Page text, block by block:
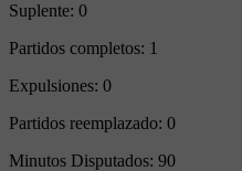
Suplente: 0
Partidos completos: 1
Expulsiones: 0
Partidos reemplazado: 0
Minutos Disputados: 90